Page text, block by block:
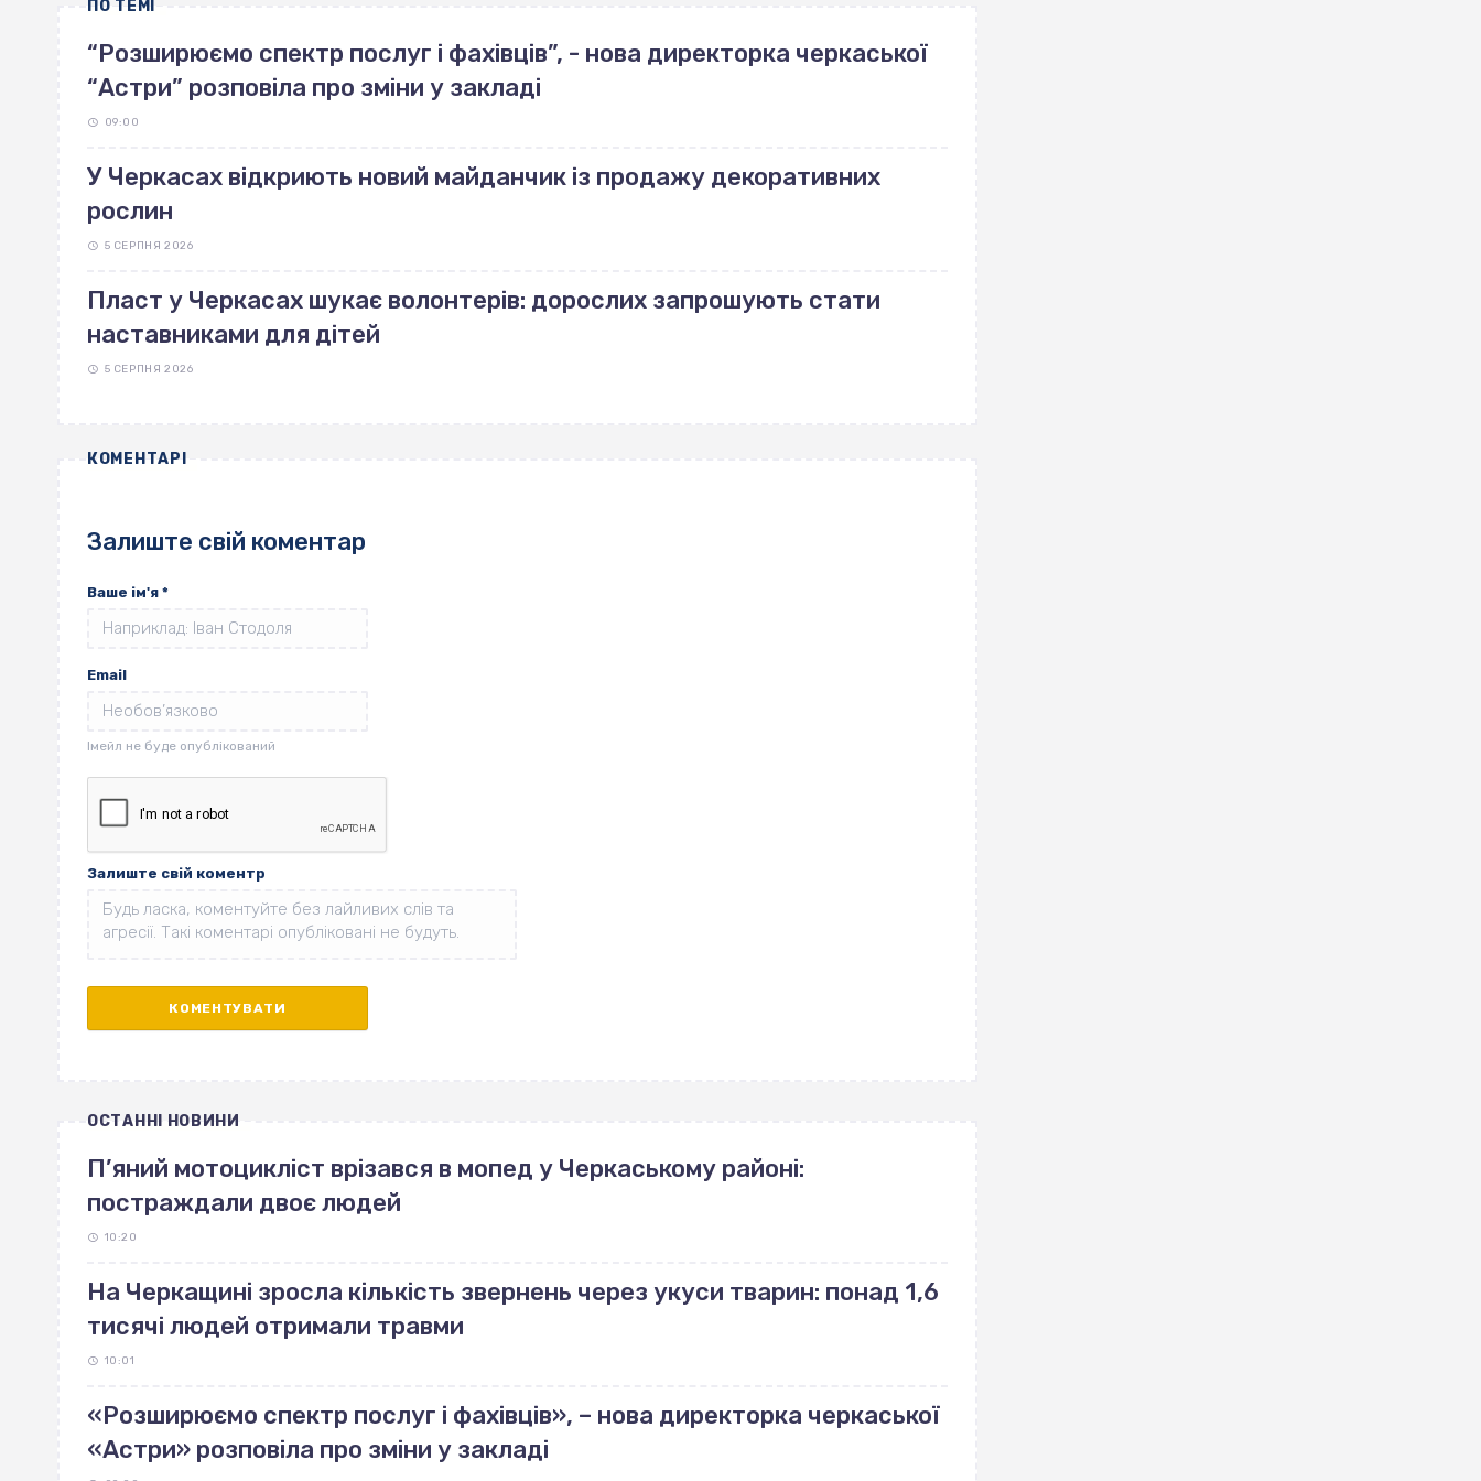
ПО ТЕМІ
“Розширюємо спектр послуг і фахівців”, - нова директорка черкаської
“Астри” розповіла про зміни у закладі
09:00
У Черкасах відкриють новий майданчик із продажу декоративних
рослин
5 СЕРПНЯ 2026
Пласт у Черкасах шукає волонтерів: дорослих запрошують стати
наставниками для дітей
5 СЕРПНЯ 2026
КОМЕНТАРІ
Залиште свій коментар
Ваше ім'я *
Email
Залиште свій коментр
ОСТАННІ НОВИНИ
П’яний мотоцикліст врізався в мопед у Черкаському районі:
постраждали двоє людей
10:20
На Черкащині зросла кількість звернень через укуси тварин: понад 1,6
тисячі людей отримали травми
10:01
«Розширюємо спектр послуг і фахівців», – нова директорка черкаської
«Астри» розповіла про зміни у закладі